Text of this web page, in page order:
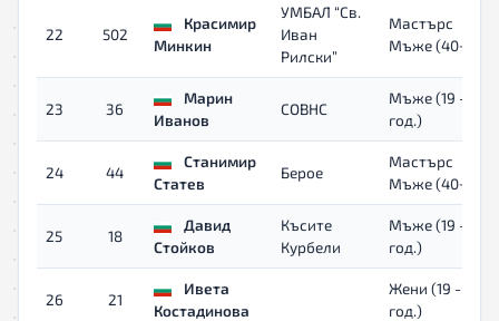
22 502
Красимир
Минкин
УМБАЛ “Св.
Иван
Рилски”
Мастърс
Мъже (40+)
23 36
Марин
Иванов
COBHC
Мъже (19 - 39
год.)
24 44
Станимир
Статев
Берое
Мастърс
Мъже (40+)
25 18
Давид
Стойков
Късите
Курбели
Мъже (19 - 39
год.)
26 21
Ивета
Костадинова
Жени (19 - 39
год.)